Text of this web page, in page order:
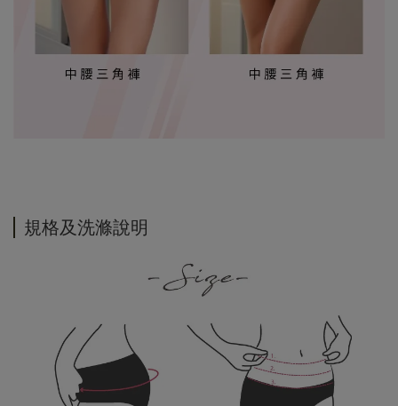
規格及洗滌說明